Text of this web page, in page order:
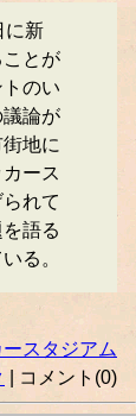
に新
とが
のい
論が
地に
ース
れて
語る
る。
スタジアム
| コメント(0)